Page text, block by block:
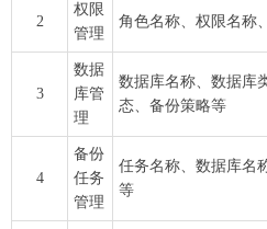
2
权限
管理
角色名称、权限名称
3
数据
库管
理
数据库名称、数据库
态、备份策略等
4
备份
任务
管理
任务名称、数据库名
等